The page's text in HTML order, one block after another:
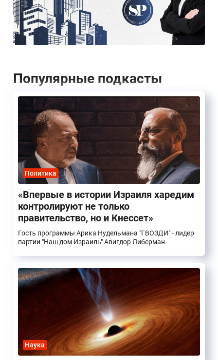
Популярные подкасты
Политика
«Впервые в истории Израиля харедим
контролируют не только
правительство, но и Кнессет»
Гость программы Арика Нудельмана "ГВОЗДИ" - лидер
партии "Наш дом Израиль" Авигдор Либерман.
Наука